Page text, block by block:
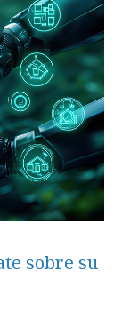
sobre su